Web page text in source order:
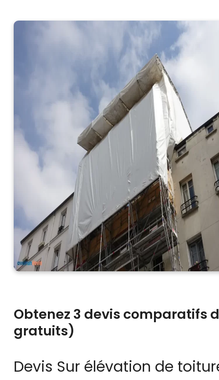
Obtenez 3 devis comparatifs
gratuits)
Devis Sur élévation de